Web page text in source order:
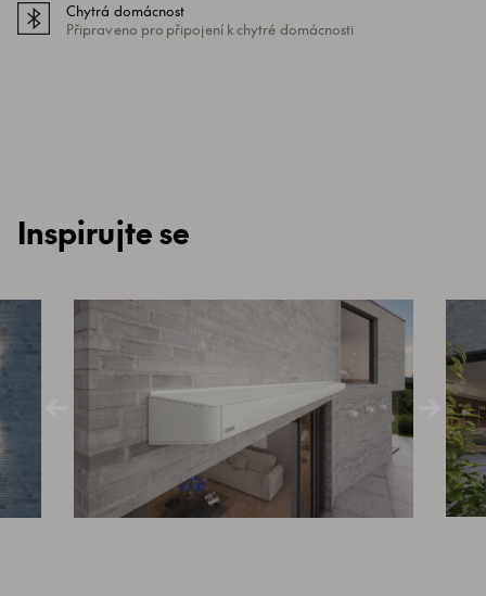
Chytrá domácnost
Připraveno pro připojení k chytré domácnosti
Inspirujte se